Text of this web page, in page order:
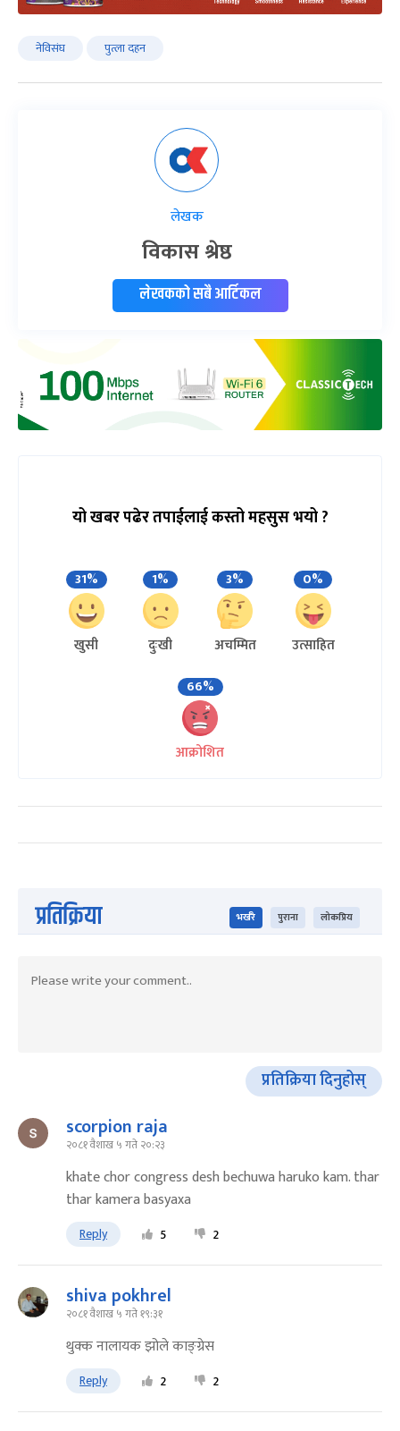
नेविसंघ पुत्ला दहन
लेखक
विकास श्रेष्ठ
लेखकको सबै आर्टिकल
यो खबर पढेर तपाईलाई कस्तो महसुस भयो ?
31%
खुसी
1%
दुःखी
3%
अचम्मित
0%
उत्साहित
66%
आक्रोशित
प्रतिक्रिया भर्खरै पुराना लोकप्रिय
प्रतिक्रिया दिनुहोस्
scorpion raja
२०८१ वैशाख ५ गते २०:२३
khate chor congress desh bechuwa haruko kam. thar
thar kamera basyaxa
Reply 5 2
shiva pokhrel
२०८१ वैशाख ५ गते १९:३१
थुक्क नालायक झोले काङ्ग्रेस
Reply 2 2